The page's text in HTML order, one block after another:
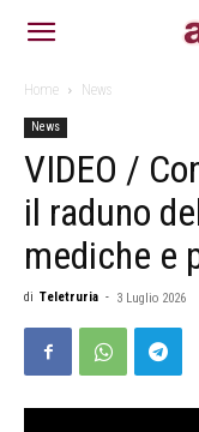
Home News
News
VIDEO /
il raduno
mediche e
di Teletruria - 3 Luglio 2026